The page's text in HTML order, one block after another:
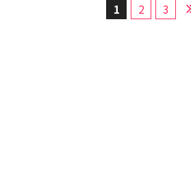
1 2 3